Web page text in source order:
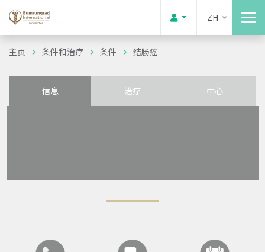
ZH
主页 条件和治疗 条件 结肠癌
信息 治疗 中心